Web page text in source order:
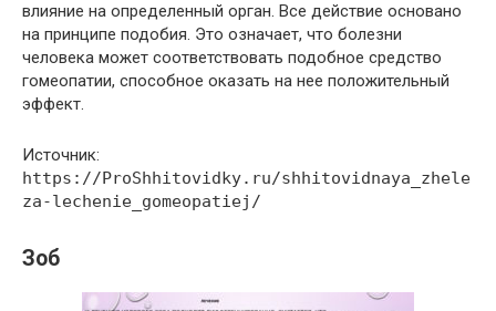
влияние на определенный орган. Все действие основано
на принципе подобия. Это означает, что болезни
человека может соответствовать подобное средство
гомеопатии, способное оказать на нее положительный
эффект.
Источник:
https://ProShhitovidky.ru/shhitovidnaya_zhele
za-lechenie_gomeopatiej/
Зоб